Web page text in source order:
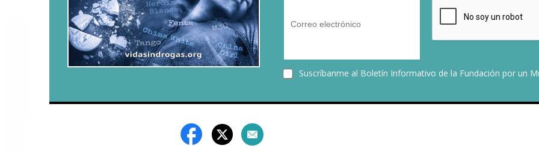
Suscríbanme al Boletín Informativo de la Fundación por un